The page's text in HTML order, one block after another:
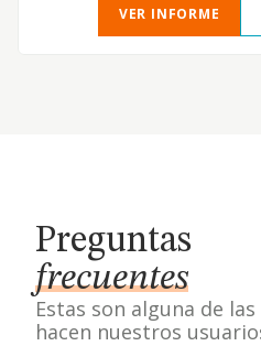
VER INFORME
Preguntas
frecuentes
Estas son alguna de
hacen nuestros